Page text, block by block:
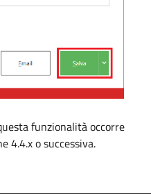
funzionalità occorre
4.4.x o successiva.